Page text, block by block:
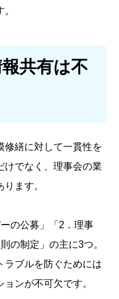
共有は不
修繕に対して一貫性を
けでなく、理事会の業
ます。
の公募」「2．理事
の制定」の主に3つ。
ラブルを防ぐためには
ンが不可欠です。